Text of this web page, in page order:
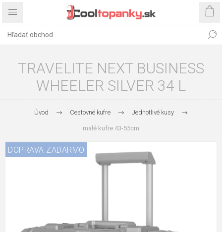
TRAVELITE NEXT BUSINESS
WHEELER SILVER 34 L
Úvod Cestovné kufre Jednotlivé kusy
malé kufre 43-55cm
DOPRAVA ZADARMO